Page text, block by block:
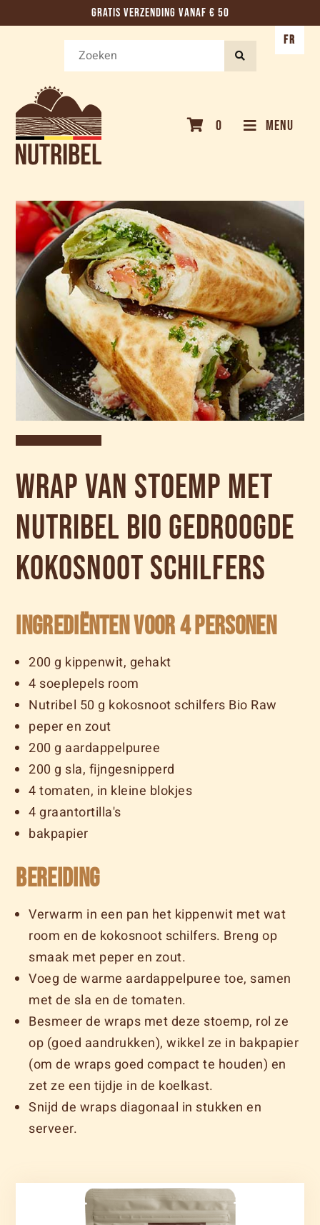
GRATIS VERZENDING VANAF € 50
0 MENU
FR
Wrap van stoemp met
Nutribel bio gedroogde
kokosnoot schilfers
Ingrediënten voor 4 personen
200 g kippenwit, gehakt
4 soeplepels room
Nutribel 50 g kokosnoot schilfers Bio Raw
peper en zout
200 g aardappelpuree
200 g sla, fijngesnipperd
4 tomaten, in kleine blokjes
4 graantortilla's
bakpapier
Bereiding
Verwarm in een pan het kippenwit met wat
room en de kokosnoot schilfers. Breng op
smaak met peper en zout.
Voeg de warme aardappelpuree toe, samen
met de sla en de tomaten.
Besmeer de wraps met deze stoemp, rol ze
op (goed aandrukken), wikkel ze in bakpapier
(om de wraps goed compact te houden) en
zet ze een tijdje in de koelkast.
Snijd de wraps diagonaal in stukken en
serveer.